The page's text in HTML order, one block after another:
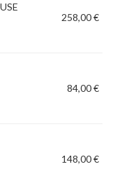
258,00 €
84,00 €
148,00 €